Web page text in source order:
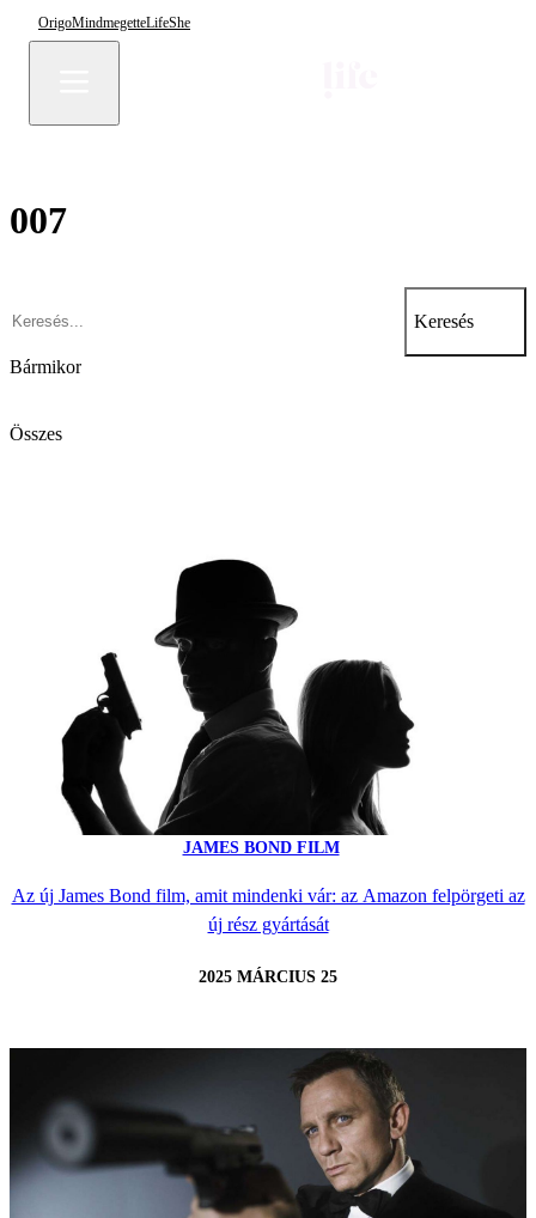
OrigoMindmegetteLifeShe
007
Keresés
Bármikor
Összes
JAMES BOND FILM
Az új James Bond film, amit mindenki vár: az Amazon felpörgeti az
új rész gyártását
2025 MÁRCIUS 25